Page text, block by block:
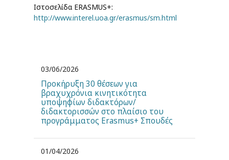
Ιστοσελίδα ERASMUS+:
http://www.interel.uoa.gr/erasmus/sm.html
03/06/2026
Προκήρυξη 30 θέσεων για
βραχυχρόνια κινητικότητα
υποψηφίων διδακτόρων/
διδακτορισσών στο πλαίσιο του
προγράμματος Erasmus+ Σπουδές
01/04/2026